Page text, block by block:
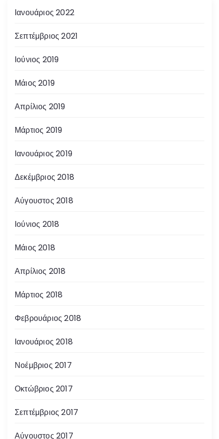
Ιανουάριος 2022
Σεπτέμβριος 2021
Ιούνιος 2019
Μάιος 2019
Απρίλιος 2019
Μάρτιος 2019
Ιανουάριος 2019
Δεκέμβριος 2018
Αύγουστος 2018
Ιούνιος 2018
Μάιος 2018
Απρίλιος 2018
Μάρτιος 2018
Φεβρουάριος 2018
Ιανουάριος 2018
Νοέμβριος 2017
Οκτώβριος 2017
Σεπτέμβριος 2017
Αύγουστος 2017